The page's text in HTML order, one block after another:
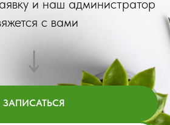
и наш администратор
с вами
ЗАПИСАТЬСЯ